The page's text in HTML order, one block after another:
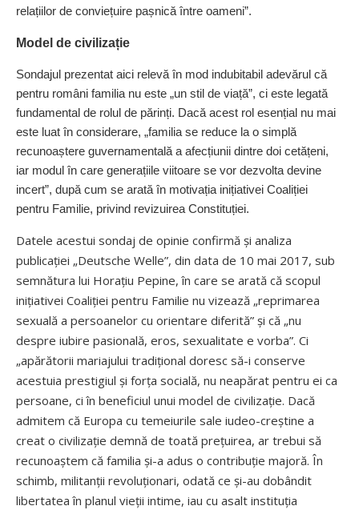
relațiilor de convie­țuire pașnică între oameni”.
Model de civilizație
Sondajul prezentat aici relevă în mod indubitabil adevărul că
pentru români familia nu este „un stil de viață”, ci este legată
fundamental de rolul de părinți. Dacă acest rol esențial nu mai
este luat în considerare, „familia se reduce la o simplă
recunoaștere guvernamentală a afecțiunii dintre doi cetățeni,
iar modul în care generațiile viitoare se vor dezvolta devine
incert”, după cum se arată în motivația inițiativei Coaliției
pentru Familie, privind revizuirea Constituției.
Datele acestui sondaj de opinie confirmă și analiza
publicației „Deutsche Welle”, din data de 10 mai 2017, sub
semnătura lui Horațiu Pepine, în care se arată că scopul
inițiativei Coaliției pentru Familie nu vizează „reprimarea
sexuală a persoanelor cu orientare diferită” și că „nu
despre iubire pasională, eros, sexualitate e vorba”. Ci
„apărătorii mariajului tradițional doresc să-i conserve
acestuia prestigiul și forța socială, nu neapărat pentru ei ca
persoane, ci în beneficiul unui model de civilizație. Dacă
admitem că Europa cu temeiurile sale iudeo-creștine a
creat o civilizație demnă de toată prețuirea, ar trebui să
recunoaștem că familia și-a adus o contribuție majoră. În
schimb, militanții revoluționari, odată ce și-au dobândit
libertatea în planul vieții intime, iau cu asalt instituția